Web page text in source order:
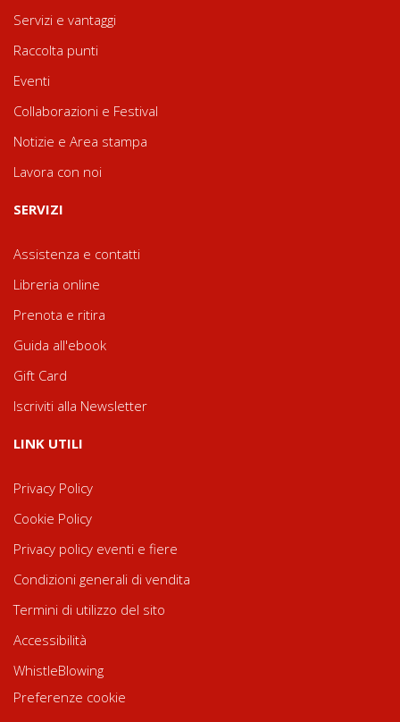
Servizi e vantaggi
Raccolta punti
Eventi
Collaborazioni e Festival
Notizie e Area stampa
Lavora con noi
SERVIZI
Assistenza e contatti
Libreria online
Prenota e ritira
Guida all'ebook
Gift Card
Iscriviti alla Newsletter
LINK UTILI
Privacy Policy
Cookie Policy
Privacy policy eventi e fiere
Condizioni generali di vendita
Termini di utilizzo del sito
Accessibilità
WhistleBlowing
Preferenze cookie